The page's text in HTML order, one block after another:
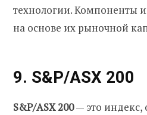
технологии. Компоненты
на основе их рыночной
9. S&P/ASX 200
S&P/ASX 200— это